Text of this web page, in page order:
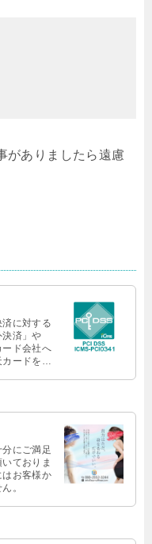
がありましたら遠慮
に対する
済」や
ード会社へ
ードをご
にご満足
ておりま
お客様か
。